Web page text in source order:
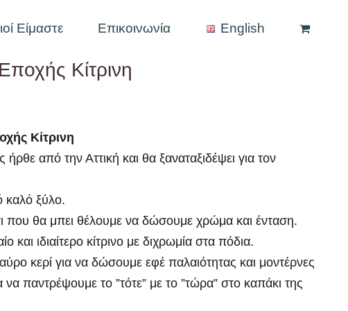
Είμαστε Επικοινωνία English
Κίτρινη
Κίτρινη
από την Αττική και θα ξαναταξιδέψει για τον
καλό ξύλο.
που θα μπει θέλουμε να δώσουμε χρώμα και ένταση.
και ιδιαίτερο κίτρινο με διχρωμία στα πόδια.
κερί για να δώσουμε εφέ παλαιότητας και μοντέρνες
να παντρέψουμε το ”τότε” με το ”τώρα” στο καπάκι της